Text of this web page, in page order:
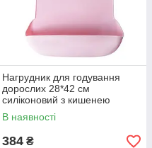
Нагрудник для годування
дорослих 28*42 см
силіконовий з кишенею
В наявності
384 ₴